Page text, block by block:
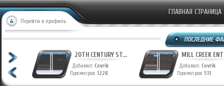
Перейти в профиль
ГЛАВНАЯ СТРАНИЦА
ФАНТАСТИЧЕСКАЯ ...
Добавил:Munche
Просмотров:959
20TH CENTURY ST...
Добавил:Covrik
Просмотров:1269